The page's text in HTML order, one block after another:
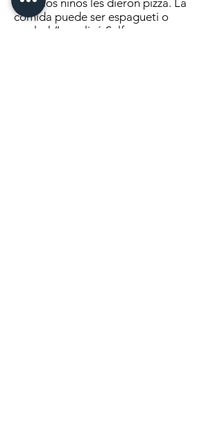
allí, a los niños les dieron pizza. La
comida puede ser espagueti o
goulash”, explicó Self.